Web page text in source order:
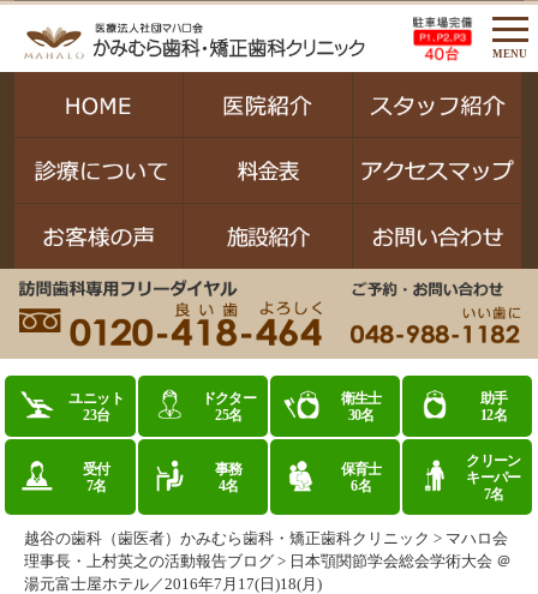
MENU
ユニット
23台
ドクター
25名
衛生士
30名
助手
12名
受付
7名
事務
4名
保育士
6名
クリーン
キーパー
7名
越谷の歯科（歯医者）かみむら歯科・矯正歯科クリニック > マハロ会
理事長・上村英之の活動報告ブログ > 日本顎関節学会総会学術大会 ＠
湯元富士屋ホテル／2016年7月17(日)18(月)